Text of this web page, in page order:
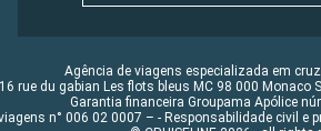
Agência de viagens especializada em
16 rue du gabian Les flots bleus MC 98 000 Monaco
Garantia financeira Groupama Apólice
n° 006 02 0007 – - Responsabilidade civil e